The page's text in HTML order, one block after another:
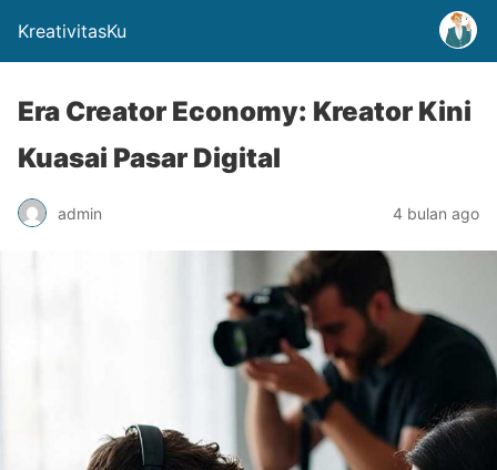
KreativitasKu
Era Creator Economy: Kreator Kini
Kuasai Pasar Digital
admin 4 bulan ago